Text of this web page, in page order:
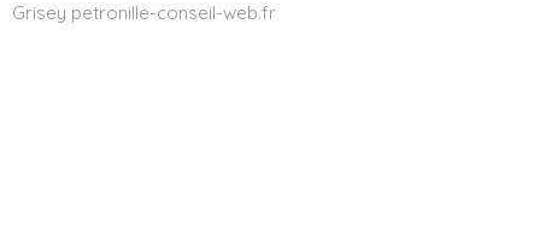
Grisey petronille-conseil-web.fr